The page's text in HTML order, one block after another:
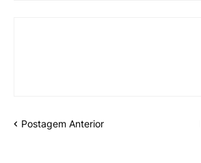
Postagem Anterior